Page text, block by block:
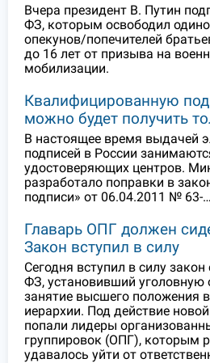
Вчера президент В. Путин
ФЗ, которым освободил
опекунов/попечителей
до 16 лет от призыва на
мобилизации.
Квалифицированную
можно будет получить
В настоящее время выдачей
подписей в России
удостоверяющих центров.
разработало поправки в
подписи» от 06.04.2011 № 63-…
Главарь ОПГ должен
Закон вступил в силу
Сегодня вступил в силу
ФЗ, установивший уголовную
занятие высшего положения
иерархии. Под действие
попали лидеры
группировок (ОПГ), которым
удавалось уйти от